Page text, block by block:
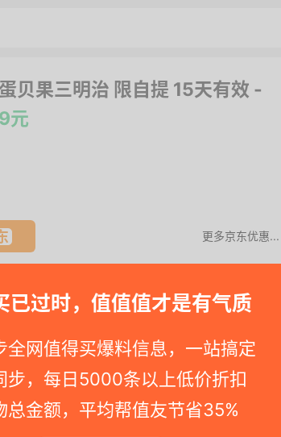
已过时，值值值才是有气质
全网值得买爆料信息，一站搞定
步，每日5000条以上低价折扣
总金额，平均帮值友节省35%
贝果三明治 限自提 15天有效 -
元
更多京东优惠...
京东商品网页看到价格已恢复, 那说明活动价
，下单1件，实付低至4.9元。